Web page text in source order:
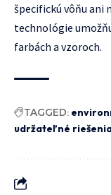
špecifickú vôňu ani
technológie
farbách a vzoroch.
TAGGED:
udržateľné